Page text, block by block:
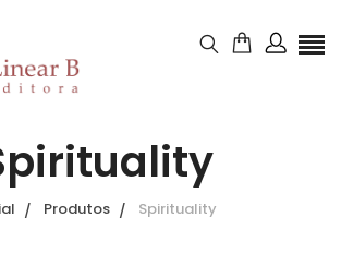
Produtos Spirituality